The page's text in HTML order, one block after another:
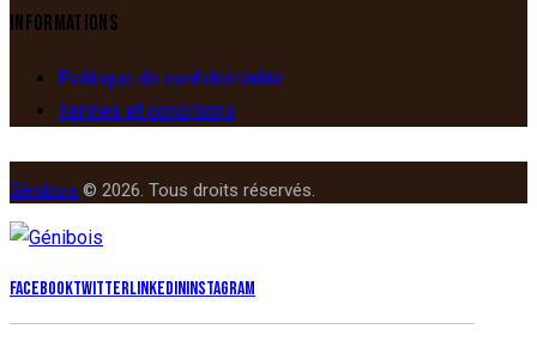
INFORMATIONS
Politique de confidentialité
Termes et conditions
Génibois © 2026. Tous droits réservés.
FacebookTwitterLinkedinInstagram